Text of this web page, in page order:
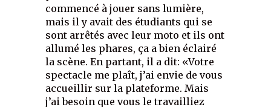
commencé à jouer sans lumière,
mais il y avait des étudiants qui se
sont arrêtés avec leur moto et ils ont
allumé les phares, ça a bien éclairé
la scène. En partant, il a dit: «Votre
spectacle me plaît, j’ai envie de vous
accueillir sur la plateforme. Mais
j’ai besoin que vous le travailliez